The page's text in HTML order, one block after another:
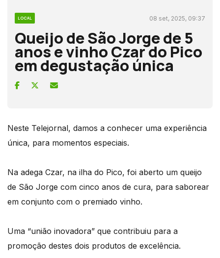
LOCAL 08 set, 2025, 09:37
Queijo de São Jorge de 5
anos e vinho Czar do Pico
em degustação única
Neste Telejornal, damos a conhecer uma experiência
única, para momentos especiais.
Na adega Czar, na ilha do Pico, foi aberto um queijo
de São Jorge com cinco anos de cura, para saborear
em conjunto com o premiado vinho.
Uma “união inovadora” que contribuiu para a
promoção destes dois produtos de excelência.